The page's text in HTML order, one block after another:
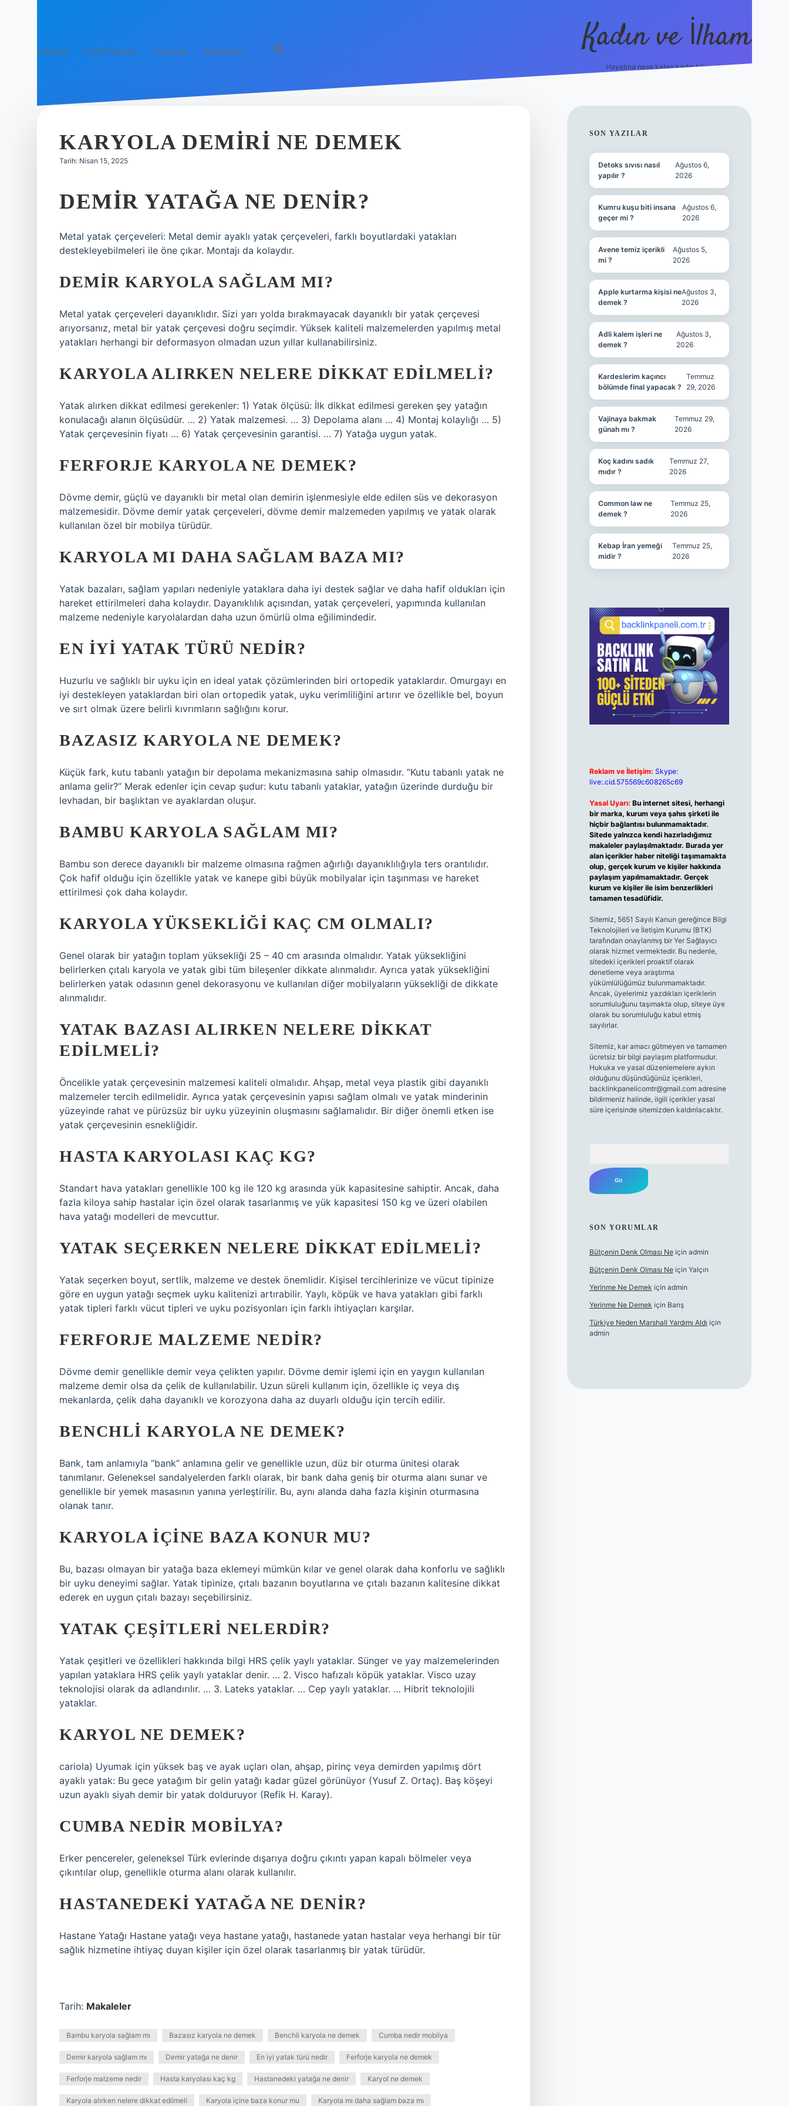
Anasayfa Gizlilik Politikası Yasal Uyarı Hakkımızda Kadın ve İlham
Hayatına neşe katan kadın hikayeleri!
KARYOLA DEMIRI NE DEMEK
Tarih: Nisan 15, 2025
DEMIR YATAĞA NE DENIR?
Metal yatak çerçeveleri: Metal demir ayaklı yatak çerçeveleri, farklı boyutlardaki yatakları
destekleyebilmeleri ile öne çıkar. Montajı da kolaydır.
DEMIR KARYOLA SAĞLAM MI?
Metal yatak çerçeveleri dayanıklıdır. Sizi yarı yolda bırakmayacak dayanıklı bir yatak çerçevesi
arıyorsanız, metal bir yatak çerçevesi doğru seçimdir. Yüksek kaliteli malzemelerden yapılmış metal
yatakları herhangi bir deformasyon olmadan uzun yıllar kullanabilirsiniz.
KARYOLA ALIRKEN NELERE DIKKAT EDILMELI?
Yatak alırken dikkat edilmesi gerekenler: 1) Yatak ölçüsü: İlk dikkat edilmesi gereken şey yatağın
konulacağı alanın ölçüsüdür. … 2) Yatak malzemesi. … 3) Depolama alanı … 4) Montaj kolaylığı … 5)
Yatak çerçevesinin fiyatı … 6) Yatak çerçevesinin garantisi. … 7) Yatağa uygun yatak.
FERFORJE KARYOLA NE DEMEK?
Dövme demir, güçlü ve dayanıklı bir metal olan demirin işlenmesiyle elde edilen süs ve dekorasyon
malzemesidir. Dövme demir yatak çerçeveleri, dövme demir malzemeden yapılmış ve yatak olarak
kullanılan özel bir mobilya türüdür.
KARYOLA MI DAHA SAĞLAM BAZA MI?
Yatak bazaları, sağlam yapıları nedeniyle yataklara daha iyi destek sağlar ve daha hafif oldukları için
hareket ettirilmeleri daha kolaydır. Dayanıklılık açısından, yatak çerçeveleri, yapımında kullanılan
malzeme nedeniyle karyolalardan daha uzun ömürlü olma eğilimindedir.
EN IYI YATAK TÜRÜ NEDIR?
Huzurlu ve sağlıklı bir uyku için en ideal yatak çözümlerinden biri ortopedik yataklardır. Omurgayı en
iyi destekleyen yataklardan biri olan ortopedik yatak, uyku verimliliğini artırır ve özellikle bel, boyun
ve sırt olmak üzere belirli kıvrımların sağlığını korur.
BAZASIZ KARYOLA NE DEMEK?
Küçük fark, kutu tabanlı yatağın bir depolama mekanizmasına sahip olmasıdır. “Kutu tabanlı yatak ne
anlama gelir?” Merak edenler için cevap şudur: kutu tabanlı yataklar, yatağın üzerinde durduğu bir
levhadan, bir başlıktan ve ayaklardan oluşur.
BAMBU KARYOLA SAĞLAM MI?
Bambu son derece dayanıklı bir malzeme olmasına rağmen ağırlığı dayanıklılığıyla ters orantılıdır.
Çok hafif olduğu için özellikle yatak ve kanepe gibi büyük mobilyalar için taşınması ve hareket
ettirilmesi çok daha kolaydır.
KARYOLA YÜKSEKLIĞI KAÇ CM OLMALI?
Genel olarak bir yatağın toplam yüksekliği 25 – 40 cm arasında olmalıdır. Yatak yüksekliğini
belirlerken çıtalı karyola ve yatak gibi tüm bileşenler dikkate alınmalıdır. Ayrıca yatak yüksekliğini
belirlerken yatak odasının genel dekorasyonu ve kullanılan diğer mobilyaların yüksekliği de dikkate
alınmalıdır.
YATAK BAZASI ALIRKEN NELERE DIKKAT
EDILMELI?
Öncelikle yatak çerçevesinin malzemesi kaliteli olmalıdır. Ahşap, metal veya plastik gibi dayanıklı
malzemeler tercih edilmelidir. Ayrıca yatak çerçevesinin yapısı sağlam olmalı ve yatak minderinin
yüzeyinde rahat ve pürüzsüz bir uyku yüzeyinin oluşmasını sağlamalıdır. Bir diğer önemli etken ise
yatak çerçevesinin esnekliğidir.
HASTA KARYOLASI KAÇ KG?
Standart hava yatakları genellikle 100 kg ile 120 kg arasında yük kapasitesine sahiptir. Ancak, daha
fazla kiloya sahip hastalar için özel olarak tasarlanmış ve yük kapasitesi 150 kg ve üzeri olabilen
hava yatağı modelleri de mevcuttur.
YATAK SEÇERKEN NELERE DIKKAT EDILMELI?
Yatak seçerken boyut, sertlik, malzeme ve destek önemlidir. Kişisel tercihlerinize ve vücut tipinize
göre en uygun yatağı seçmek uyku kalitenizi artırabilir. Yaylı, köpük ve hava yatakları gibi farklı
yatak tipleri farklı vücut tipleri ve uyku pozisyonları için farklı ihtiyaçları karşılar.
FERFORJE MALZEME NEDIR?
Dövme demir genellikle demir veya çelikten yapılır. Dövme demir işlemi için en yaygın kullanılan
malzeme demir olsa da çelik de kullanılabilir. Uzun süreli kullanım için, özellikle iç veya dış
mekanlarda, çelik daha dayanıklı ve korozyona daha az duyarlı olduğu için tercih edilir.
BENCHLI KARYOLA NE DEMEK?
Bank, tam anlamıyla “bank” anlamına gelir ve genellikle uzun, düz bir oturma ünitesi olarak
tanımlanır. Geleneksel sandalyelerden farklı olarak, bir bank daha geniş bir oturma alanı sunar ve
genellikle bir yemek masasının yanına yerleştirilir. Bu, aynı alanda daha fazla kişinin oturmasına
olanak tanır.
KARYOLA IÇINE BAZA KONUR MU?
Bu, bazası olmayan bir yatağa baza eklemeyi mümkün kılar ve genel olarak daha konforlu ve sağlıklı
bir uyku deneyimi sağlar. Yatak tipinize, çıtalı bazanın boyutlarına ve çıtalı bazanın kalitesine dikkat
ederek en uygun çıtalı bazayı seçebilirsiniz.
YATAK ÇEŞITLERI NELERDIR?
Yatak çeşitleri ve özellikleri hakkında bilgi HRS çelik yaylı yataklar. Sünger ve yay malzemelerinden
yapılan yataklara HRS çelik yaylı yataklar denir. … 2. Visco hafızalı köpük yataklar. Visco uzay
teknolojisi olarak da adlandırılır. … 3. Lateks yataklar. … Cep yaylı yataklar. … Hibrit teknolojili
yataklar.
KARYOL NE DEMEK?
cariola) Uyumak için yüksek baş ve ayak uçları olan, ahşap, pirinç veya demirden yapılmış dört
ayaklı yatak: Bu gece yatağım bir gelin yatağı kadar güzel görünüyor (Yusuf Z. Ortaç). Baş köşeyi
uzun ayaklı siyah demir bir yatak dolduruyor (Refik H. Karay).
CUMBA NEDIR MOBILYA?
Erker pencereler, geleneksel Türk evlerinde dışarıya doğru çıkıntı yapan kapalı bölmeler veya
çıkıntılar olup, genellikle oturma alanı olarak kullanılır.
HASTANEDEKI YATAĞA NE DENIR?
Hastane Yatağı Hastane yatağı veya hastane yatağı, hastanede yatan hastalar veya herhangi bir tür
sağlık hizmetine ihtiyaç duyan kişiler için özel olarak tasarlanmış bir yatak türüdür.
Tarih: Makaleler
Bambu karyola sağlam mı Bazasız karyola ne demek Benchli karyola ne demek Cumba nedir mobilya
Demir karyola sağlam mı Demir yatağa ne denir En iyi yatak türü nedir Ferforje karyola ne demek
Ferforje malzeme nedir Hasta karyolası kaç kg Hastanedeki yatağa ne denir Karyol ne demek
Karyola alırken nelere dikkat edilmeli Karyola içine baza konur mu Karyola mı daha sağlam baza mı
SIDEBAR
SON YAZILAR
Detoks sıvısı nasıl
yapılır ?
Ağustos 6,
2026
Kumru kuşu biti insana
geçer mi ?
Ağustos 6,
2026
Avene temiz içerikli
mi ?
Ağustos 5,
2026
Apple kurtarma kişisi ne
demek ?
Ağustos 3,
2026
Adli kalem işleri ne
demek ?
Ağustos 3,
2026
Kardeslerim kaçıncı
bölümde final yapacak ?
Temmuz
29, 2026
Vajinaya bakmak
günah mı ?
Temmuz 29,
2026
Koç kadını sadık
mıdır ?
Temmuz 27,
2026
Common law ne
demek ?
Temmuz 25,
2026
Kebap İran yemeği
midir ?
Temmuz 25,
2026
Reklam ve İletişim: Skype:
live:.cid.575569c608265c69
Yasal Uyarı: Bu internet sitesi, herhangi
bir marka, kurum veya şahıs şirketi ile
hiçbir bağlantısı bulunmamaktadır.
Sitede yalnızca kendi hazırladığımız
makaleler paylaşılmaktadır. Burada yer
alan içerikler haber niteliği taşımamakta
olup, gerçek kurum ve kişiler hakkında
paylaşım yapılmamaktadır. Gerçek
kurum ve kişiler ile isim benzerlikleri
tamamen tesadüfidir.
Sitemiz, 5651 Sayılı Kanun gereğince Bilgi
Teknolojileri ve İletişim Kurumu (BTK)
tarafından onaylanmış bir Yer Sağlayıcı
olarak hizmet vermektedir. Bu nedenle,
sitedeki içerikleri proaktif olarak
denetleme veya araştırma
yükümlülüğümüz bulunmamaktadır.
Ancak, üyelerimiz yazdıkları içeriklerin
sorumluluğunu taşımakta olup, siteye üye
olarak bu sorumluluğu kabul etmiş
sayılırlar.
Sitemiz, kar amacı gütmeyen ve tamamen
ücretsiz bir bilgi paylaşım platformudur.
Hukuka ve yasal düzenlemelere aykırı
olduğunu düşündüğünüz içerikleri,
backlinkpanelicomtr@gmail.comadresine
bildirmeniz halinde, ilgili içerikler yasal
süre içerisinde sitemizden kaldırılacaktır.
SON YORUMLAR
Bütçenin Denk Olması Neiçin admin
Bütçenin Denk Olması Neiçin Yalçın
Yerinme Ne Demek için admin
Yerinme Ne Demek için Barış
Türkiye Neden Marshall Yardımı Aldı için
admin
hiltonbet https://